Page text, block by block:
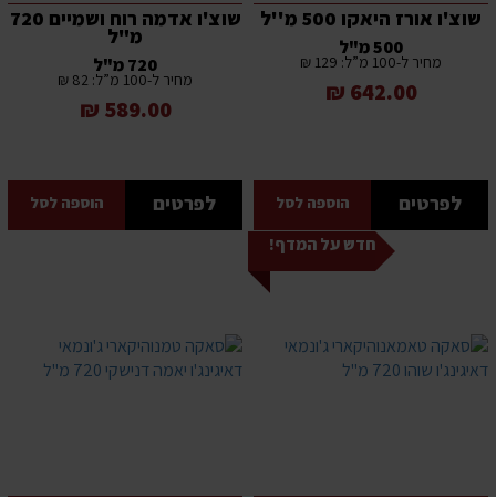
שוצ'ו אורז היאקו 500 מ''ל
500 מ"ל
מחיר ל-100 מ”ל: 129 ₪
642.00 ₪
לפרטים הוספה לסל
שוצ'ו אדמה רוח ושמיים 720
מ"ל
720 מ"ל
מחיר ל-100 מ”ל: 82 ₪
589.00 ₪
לפרטים הוספה לסל
חדש על המדף!